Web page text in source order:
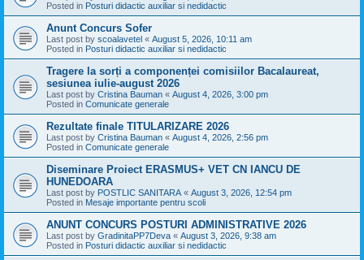
Posted in Posturi didactic auxiliar si nedidactic
Anunt Concurs Sofer
Last post by scoalavetel « August 5, 2026, 10:11 am
Posted in Posturi didactic auxiliar si nedidactic
Tragere la sorți a componenței comisiilor Bacalaureat,
sesiunea iulie-august 2026
Last post by Cristina Bauman « August 4, 2026, 3:00 pm
Posted in Comunicate generale
Rezultate finale TITULARIZARE 2026
Last post by Cristina Bauman « August 4, 2026, 2:56 pm
Posted in Comunicate generale
Diseminare Proiect ERASMUS+ VET CN IANCU DE
HUNEDOARA
Last post by POSTLIC SANITARA « August 3, 2026, 12:54 pm
Posted in Mesaje importante pentru scoli
ANUNT CONCURS POSTURI ADMINISTRATIVE 2026
Last post by GradinitaPP7Deva « August 3, 2026, 9:38 am
Posted in Posturi didactic auxiliar si nedidactic